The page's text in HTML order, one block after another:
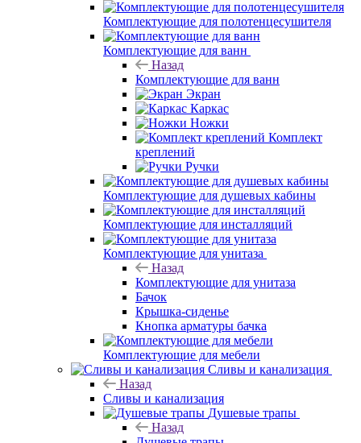
Комплектующие для полотенцесушителя
Комплектующие для ванн
Назад
Комплектующие для ванн
Экран
Каркас
Ножки
Комплект
креплений
Ручки
Комплектующие для душевых кабины
Комплектующие для инсталляций
Комплектующие для унитаза
Назад
Комплектующие для унитаза
Бачок
Крышка-сиденье
Кнопка арматуры бачка
Комплектующие для мебели
Сливы и канализация
Назад
Сливы и канализация
Душевые трапы
Назад